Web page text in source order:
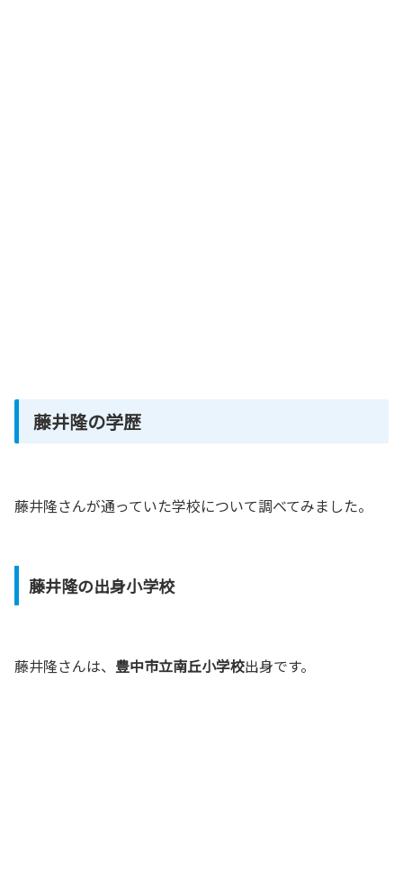
藤井隆の学歴
藤井隆さんが通っていた学校について調べてみました。
藤井隆の出身小学校
藤井隆さんは、 豊中市立南丘小学校出身です。